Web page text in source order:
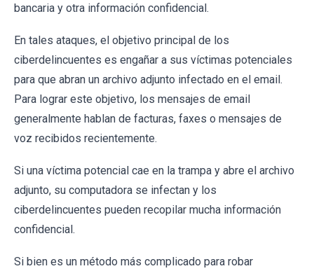
bancaria y otra información confidencial.
En tales ataques, el objetivo principal de los
ciberdelincuentes es engañar a sus víctimas potenciales
para que abran un archivo adjunto infectado en el email.
Para lograr este objetivo, los mensajes de email
generalmente hablan de facturas, faxes o mensajes de
voz recibidos recientemente.
Si una víctima potencial cae en la trampa y abre el archivo
adjunto, su computadora se infectan y los
ciberdelincuentes pueden recopilar mucha información
confidencial.
Si bien es un método más complicado para robar